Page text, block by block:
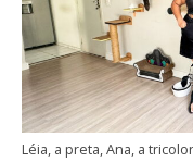
Léia, a preta, Ana, a